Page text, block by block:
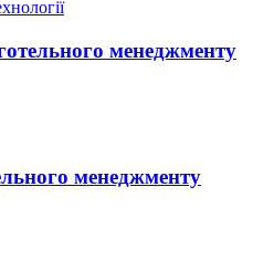
менеджменту
менеджменту